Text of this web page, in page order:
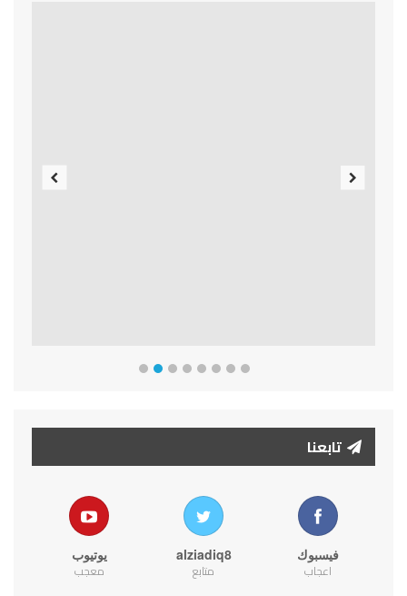
تابعنا
فيسبوك
اعجاب
alziadiq8
متابع
يوتيوب
معجب